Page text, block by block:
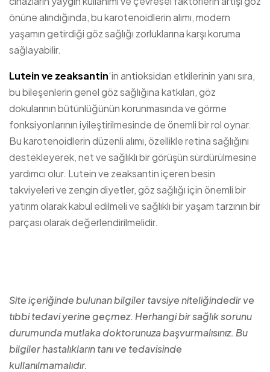
önüne alındığında, bu karotenoidlerin alımı, modern
yaşamın getirdiği göz sağlığı zorluklarına karşı koruma
sağlayabilir.
Lutein ve zeaksantin‘in antioksidan etkilerinin yanı sıra,
bu bileşenlerin genel göz sağlığına katkıları, göz
dokularının bütünlüğünün korunmasında ve görme
fonksiyonlarının iyileştirilmesinde de önemli bir rol oynar.
Bu karotenoidlerin düzenli alımı, özellikle retina sağlığını
destekleyerek, net ve sağlıklı bir görüşün sürdürülmesine
yardımcı olur. Lutein ve zeaksantin içeren besin
takviyeleri ve zengin diyetler, göz sağlığı için önemli bir
yatırım olarak kabul edilmeli ve sağlıklı bir yaşam tarzının bir
parçası olarak değerlendirilmelidir.
Site içeriğinde bulunan bilgiler tavsiye niteliğindedir ve
tıbbi tedavi yerine geçmez. Herhangi bir sağlık sorunu
durumunda mutlaka doktorunuza başvurmalısınız. Bu
bilgiler hastalıkların tanı ve tedavisinde
kullanılmamalıdır.